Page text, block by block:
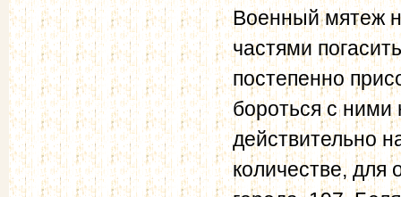
Военный мятеж
частями
постепенно
бороться с
действительно
количестве, для